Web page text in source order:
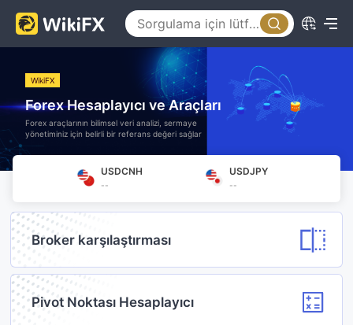
WikiFX
Forex Hesaplayıcı ve Araçları
Forex araçlarının bilimsel veri analizi, sermaye
yönetiminiz için belirli bir referans değeri sağlar
USDCNH
--
USDJPY
--
Broker karşılaştırması
Pivot Noktası Hesaplayıcı